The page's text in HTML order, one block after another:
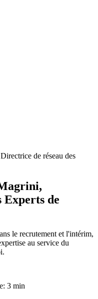
de réseau des
Experts de
le recrutement et l'intérim,
au service du
3 min